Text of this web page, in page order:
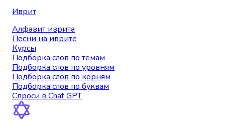
Иврит
Алфавит иврита
Песни на иврите
Курсы
Подборка слов по темам
Подборка слов по уровням
Подборка слов по корням
Подборка слов по буквам
Спроси в Chat GPT